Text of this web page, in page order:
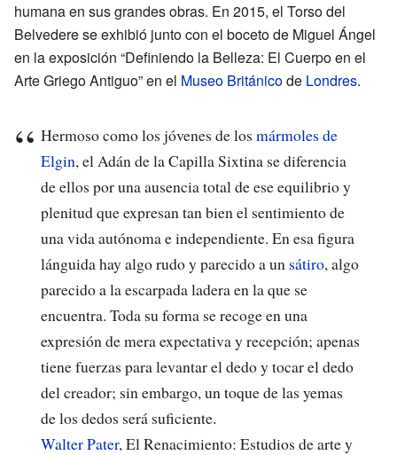
humana en sus grandes obras. En 2015, el Torso del
Belvedere se exhibió junto con el boceto de Miguel Ángel
en la exposición “Definiendo la Belleza: El Cuerpo en el
Arte Griego Antiguo” en el Museo Británicode Londres.
Hermoso como los jóvenes de los mármoles de
Elgin, el Adán de la Capilla Sixtina se diferencia
de ellos por una ausencia total de ese equilibrio y
plenitud que expresan tan bien el sentimiento de
una vida autónoma e independiente. En esa figura
lánguida hay algo rudo y parecido a un sátiro, algo
parecido a la escarpada ladera en la que se
encuentra. Toda su forma se recoge en una
expresión de mera expectativa y recepción; apenas
tiene fuerzas para levantar el dedo y tocar el dedo
del creador; sin embargo, un toque de las yemas
de los dedos será suficiente.
Walter Pater, El Renacimiento: Estudios de arte y